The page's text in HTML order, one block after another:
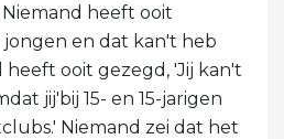
heeft ooit
en dat kan't heb
heeft ooit gezegd, 'Jij kan't
jij'bij 15- en 15-jarigen
Niemand zei dat het